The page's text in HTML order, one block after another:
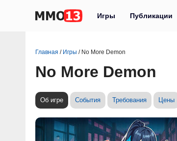
Игры Публикации
Главная / Игры / No More Demon
No More Demon
Об игре События Требования Цены